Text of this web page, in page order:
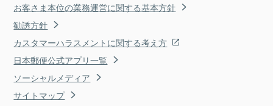
お客さま本位の業務運営に関する基本方針
勧誘方針
カスタマーハラスメントに関する考え方
日本郵便公式アプリ一覧
ソーシャルメディア
サイトマップ